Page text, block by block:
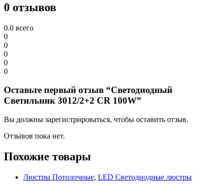
0 отзывов
0.0 всего
0
0
0
0
0
Оставьте первый отзыв “Светодиодный
Светильник 3012/2+2 CR 100W”
Вы должны зарегистрироваться, чтобы оставить отзыв.
Отзывов пока нет.
Похожие товары
Люстры Потолочные, LED Светодиодные люстры